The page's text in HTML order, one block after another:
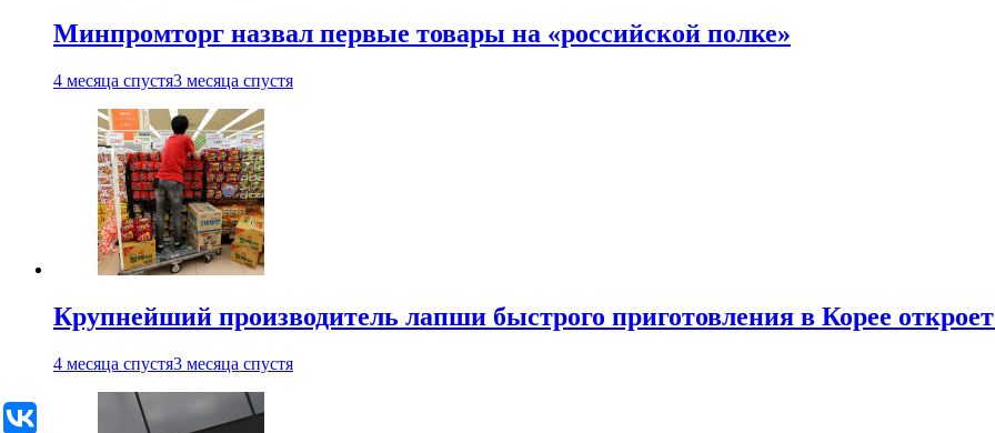
Минпромторг назвал первые товары на «российской полке»
4 месяца спустя3 месяца спустя
Крупнейший производитель лапши быстрого приготовления в Корее
4 месяца спустя3 месяца спустя